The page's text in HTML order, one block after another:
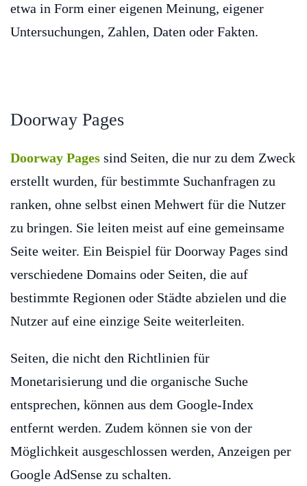
etwa in Form einer eigenen Meinung, eigener
Untersuchungen, Zahlen, Daten oder Fakten.
Doorway Pages
Doorway Pages sind Seiten, die nur zu dem Zweck
erstellt wurden, für bestimmte Suchanfragen zu
ranken, ohne selbst einen Mehwert für die Nutzer
zu bringen. Sie leiten meist auf eine gemeinsame
Seite weiter. Ein Beispiel für Doorway Pages sind
verschiedene Domains oder Seiten, die auf
bestimmte Regionen oder Städte abzielen und die
Nutzer auf eine einzige Seite weiterleiten.
Seiten, die nicht den Richtlinien für
Monetarisierung und die organische Suche
entsprechen, können aus dem Google-Index
entfernt werden. Zudem können sie von der
Möglichkeit ausgeschlossen werden, Anzeigen per
Google AdSense zu schalten.